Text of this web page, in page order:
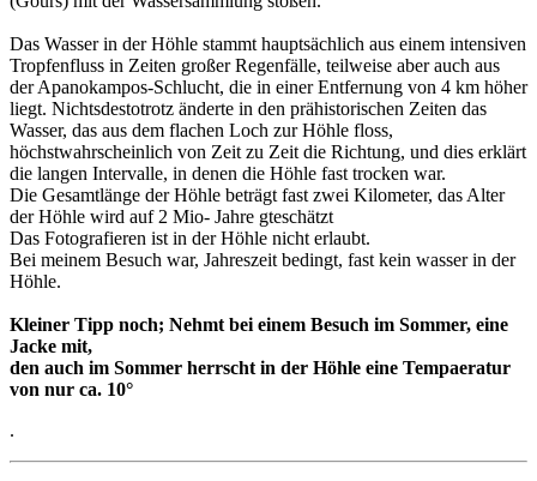
Das Wasser in der Höhle stammt hauptsächlich aus einem intensiven
Tropfenfluss in Zeiten großer Regenfälle, teilweise aber auch aus
der Apanokampos-Schlucht, die in einer Entfernung von 4 km höher
liegt. Nichtsdestotrotz änderte in den prähistorischen Zeiten das
Wasser, das aus dem flachen Loch zur Höhle floss,
höchstwahrscheinlich von Zeit zu Zeit die Richtung, und dies erklärt
die langen Intervalle, in denen die Höhle fast trocken war.
Die Gesamtlänge der Höhle beträgt fast zwei Kilometer, das Alter
der Höhle wird auf 2 Mio- Jahre gteschätzt
Das Fotografieren ist in der Höhle nicht erlaubt.
Bei meinem Besuch war, Jahreszeit bedingt, fast kein wasser in der
Höhle.
Kleiner Tipp noch; Nehmt bei einem Besuch im Sommer, eine
Jacke mit,
den auch im Sommer herrscht in der Höhle eine Tempaeratur
von nur ca. 10°
.